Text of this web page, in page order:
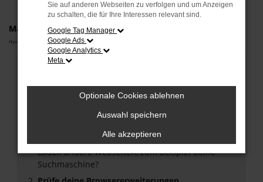
Marken
Hyundai
Beim Laden ist ein Fehler aufgetreten.
Internetverbindung.
Laden andere Webseiten, zum Beispiel deine
Suchmaschine?
Sie auf anderen Webseiten zu verfolgen und um Anzeigen
zu schalten, die für Ihre Interessen relevant sind.
Google Tag Manager
Google Ads
Google Analytics
Meta
Optionale Cookies ablehnen
Auswahl speichern
Alle akzeptieren